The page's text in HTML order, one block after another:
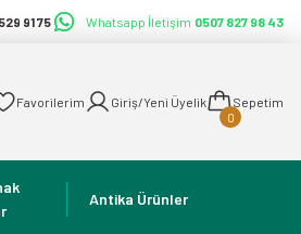
91 75 Whatsapp İletişim 0507 827 98 43
Favorilerim Giriş/Yeni Üyelik
Sepetim
0
Antika Ürünler